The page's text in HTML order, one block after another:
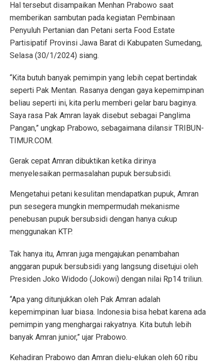
Hal tersebut disampaikan Menhan Prabowo saat
memberikan sambutan pada kegiatan Pembinaan
Penyuluh Pertanian dan Petani serta Food Estate
Partisipatif Provinsi Jawa Barat di Kabupaten Sumedang,
Selasa (30/1/2024) siang.
“Kita butuh banyak pemimpin yang lebih cepat bertindak
seperti Pak Mentan. Rasanya dengan gaya kepemimpinan
beliau seperti ini, kita perlu memberi gelar baru baginya.
Saya rasa Pak Amran layak disebut sebagai Panglima
Pangan,” ungkap Prabowo, sebagaimana dilansir TRIBUN-
TIMUR.COM.
Gerak cepat Amran dibuktikan ketika dirinya
menyelesaikan permasalahan pupuk bersubsidi.
Mengetahui petani kesulitan mendapatkan pupuk, Amran
pun sesegera mungkin mempermudah mekanisme
penebusan pupuk bersubsidi dengan hanya cukup
menggunakan KTP.
Tak hanya itu, Amran juga mengajukan penambahan
anggaran pupuk bersubsidi yang langsung disetujui oleh
Presiden Joko Widodo (Jokowi) dengan nilai Rp14 triliun.
“Apa yang ditunjukkan oleh Pak Amran adalah
kepemimpinan luar biasa. Indonesia bisa hebat karena ada
pemimpin yang menghargai rakyatnya. Kita butuh lebih
banyak Amran junior,” ujar Prabowo.
Kehadiran Prabowo dan Amran dielu-elukan oleh 60 ribu